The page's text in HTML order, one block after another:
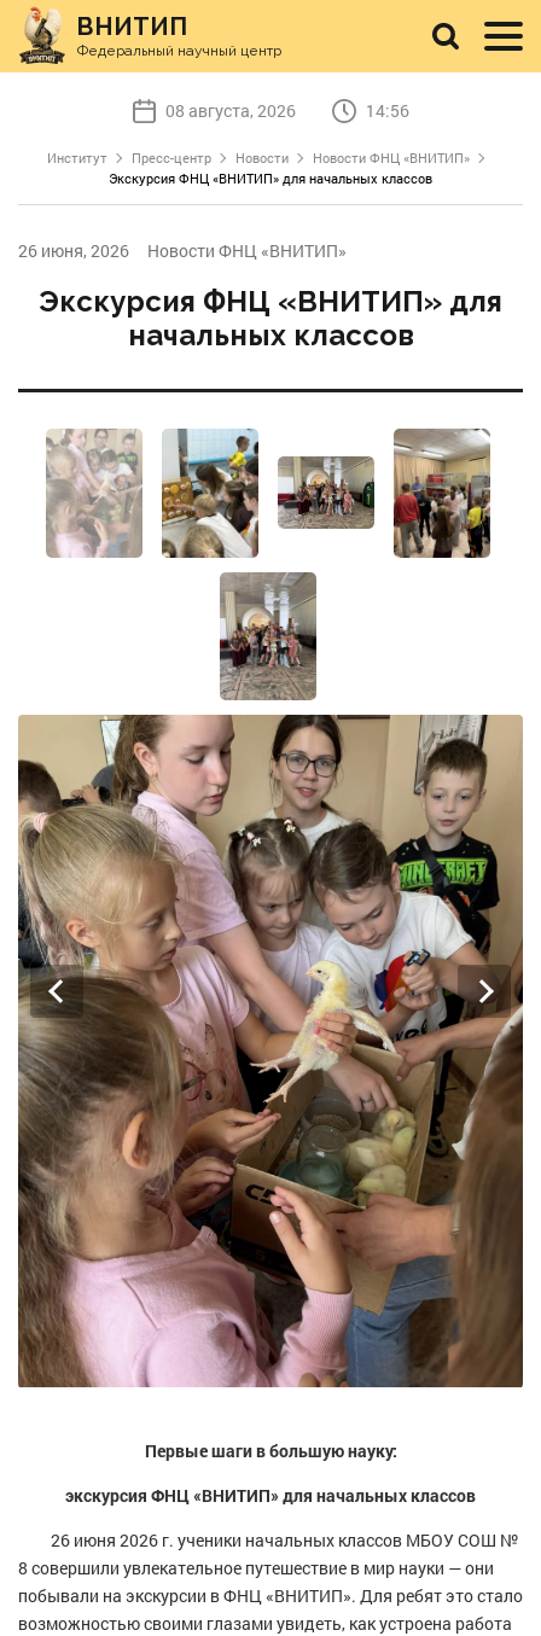
ВНИТИП
Федеральный научный центр
08 августа, 2026 14:56
Институт Пресс-центр Новости
Новости ФНЦ «ВНИТИП»
Экскурсия ФНЦ «ВНИТИП» для начальных классов
26 июня, 2026 Новости ФНЦ «ВНИТИП»
Экскурсия ФНЦ «ВНИТИП» для
начальных классов
Первые шаги в большую науку:
экскурсия ФНЦ «ВНИТИП» для начальных классов
26 июня 2026 г. ученики начальных классов МБОУ СОШ №
8 совершили увлекательное путешествие в мир науки — они
побывали на экскурсии в ФНЦ «ВНИТИП». Для ребят это стало
возможностью своими глазами увидеть, как устроена работа